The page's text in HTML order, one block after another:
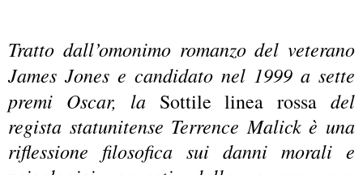
Tratto dall’omonimo romanzo del veterano
James Jones e candidato nel 1999 a sette
premi Oscar, laSottile linea rossadel
regista statunitense Terrence Malick è una
riflessione filosofica sui danni morali e